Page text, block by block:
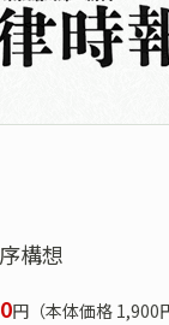
構想
円（本体価格 1,900